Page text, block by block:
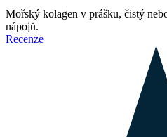
Mořský kolagen v prášku, čistý
nápojů.
Recenze